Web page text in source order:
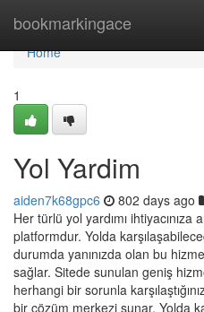
bookmarkingace
Home
Home
1
Yol Yardim
aiden7k68gpc6 802 days ago
Her türlü yol yardımı
platformdur. Yolda
durumda yanınızda olan bu
sağlar. Sitede sunulan geniş
herhangi bir sorunla
bir çözüm merkezi sunar. Yolda